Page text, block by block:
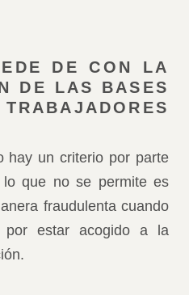
DE CON LA
DE LAS BASES
hay un criterio por parte
que no se permite es
fraudulenta cuando
por estar acogido a la